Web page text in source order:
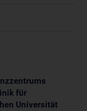
für
Universität